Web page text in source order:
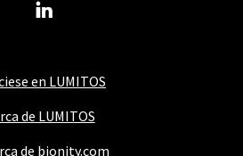
en LUMITOS
de LUMITOS
de bionity.com